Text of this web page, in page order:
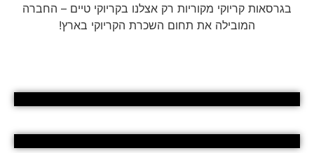
בגרסאות קריוקי מקוריות רק אצלנו בקריוקי טיים – החברה
המובילה את תחום השכרת הקריוקי בארץ!